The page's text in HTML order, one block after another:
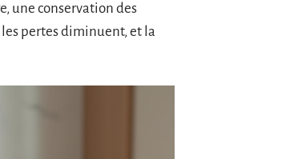
une conservation des
pertes diminuent, et la